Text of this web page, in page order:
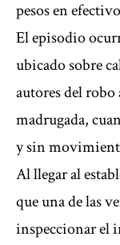
pesos en
El episodio
ubicado sobre
autores del robo
madrugada,
y sin
Al llegar al
que una de las
inspeccionar el